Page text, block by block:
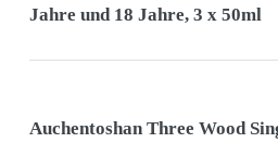
Jahre und 18 Jahre, 3 x 50ml
Auchentoshan Three Wood